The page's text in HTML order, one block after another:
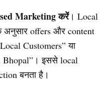
Marketing करें। Local
अनुसार offers और content
Customers” या
Bhopal”। इससे local
बनता है।